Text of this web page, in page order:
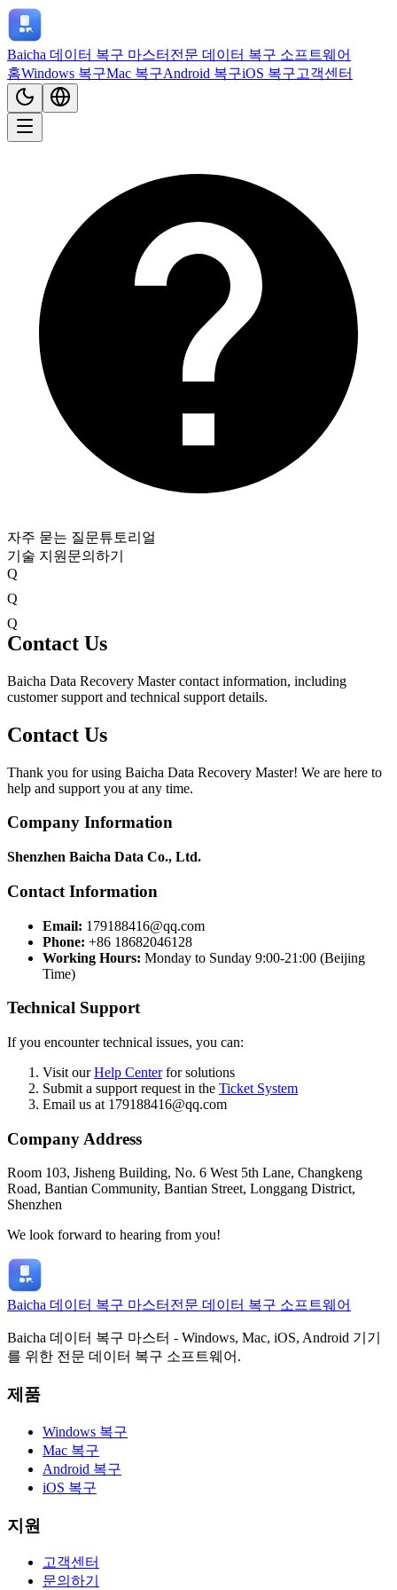
Baicha 데이터 복구 마스터 전문 데이터 복구 소프트웨어
홈Windows 복구Mac 복구Android 복구iOS 복구고객센터
자주 묻는 질문튜토리얼
기술 지원 문의하기
Q
Q
Q
Contact Us
Baicha Data Recovery Master contact information, including
customer support and technical support details.
Contact Us
Thank you for using Baicha Data Recovery Master! We are here to
help and support you at any time.
Company Information
Shenzhen Baicha Data Co., Ltd.
Contact Information
Email: 179188416@qq.com
Phone: +86 18682046128
Working Hours: Monday to Sunday 9:00-21:00 (Beijing
Time)
Technical Support
If you encounter technical issues, you can:
Visit ourHelp Centerfor solutions
Submit a support request in the Ticket System
Email us at 179188416@qq.com
Company Address
Room 103, Jisheng Building, No. 6 West 5th Lane, Changkeng
Road, Bantian Community, Bantian Street, Longgang District,
Shenzhen
We look forward to hearing from you!
Baicha 데이터 복구 마스터 전문 데이터 복구 소프트웨어
Baicha 데이터 복구 마스터 - Windows, Mac, iOS, Android 기기
를 위한 전문 데이터 복구 소프트웨어.
제품
Windows 복구
Mac 복구
Android 복구
iOS 복구
지원
고객센터
문의하기